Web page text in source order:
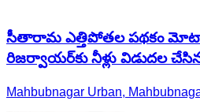
సీతారామ ఎత్తిపోతల పథకం
రిజర్వాయర్‌కు నీళ్లు విడుదల చేసిన
Mahbubnagar Urban,